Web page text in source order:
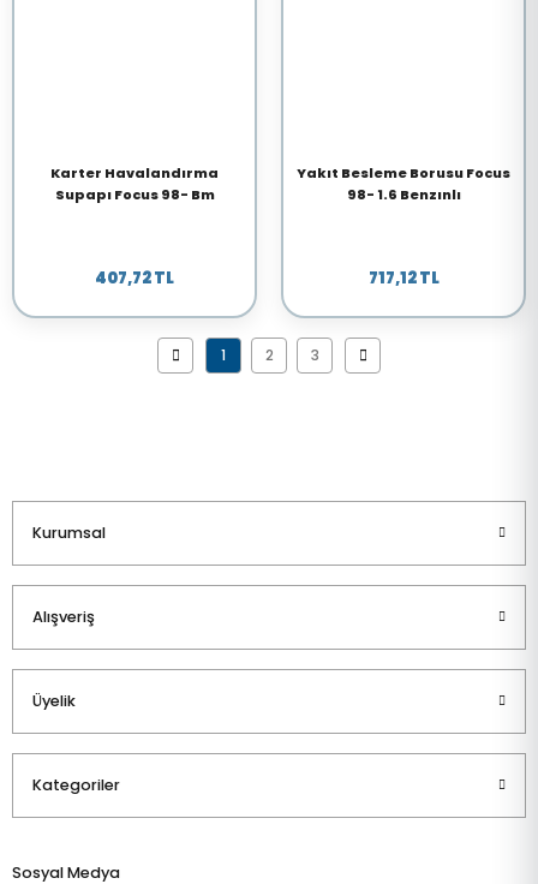
Karter Havalandırma
Supapı Focus 98- Bm
407,72 TL
Yakıt Besleme Borusu Focus
98- 1.6 Benzınlı
717,12 TL
1 2 3
Kurumsal
Alışveriş
Üyelik
Kategoriler
Sosyal Medya